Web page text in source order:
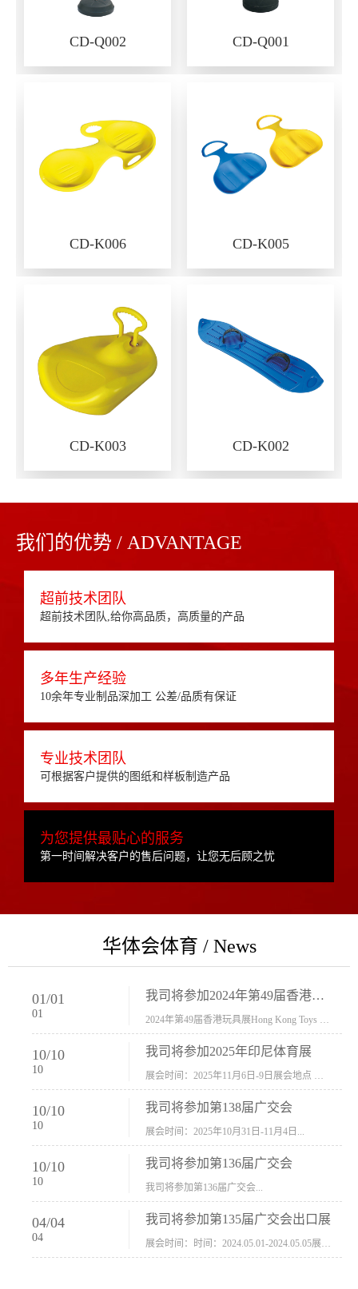
CD-Q002 CD-Q001
CD-K006 CD-K005
CD-K003 CD-K002
我们的优势 / ADVANTAGE
超前技术团队
超前技术团队,给你高品质，高质量的产品
多年生产经验
10余年专业制品深加工 公差/品质有保证
专业技术团队
可根据客户提供的图纸和样板制造产品
为您提供最贴心的服务
第一时间解决客户的售后问题，让您无后顾之忧
华体会体育 / News
01/01
01
我司将参加2024年第49届香港玩具展Hong Kong Toys & Games Fair 欢迎新···
10/10
10
我司将参加2025年印尼体育展
10/10
10
我司将参加第138届广交会
展会时间：2025年10月31日-11月4日...
10/10
10
我司将参加第136届广交会
我司将参加第136届广交会...
04/04
04
我司将参加第135届广交会出口展
展会时间：时间：2024.05.01-2024.05.05展会地址：中国进出口商品交易会展馆福建康莱宝公司展位号12.1G37-38、H11-12，浙江康莱宝展位号17.1B23-24、C19-20...